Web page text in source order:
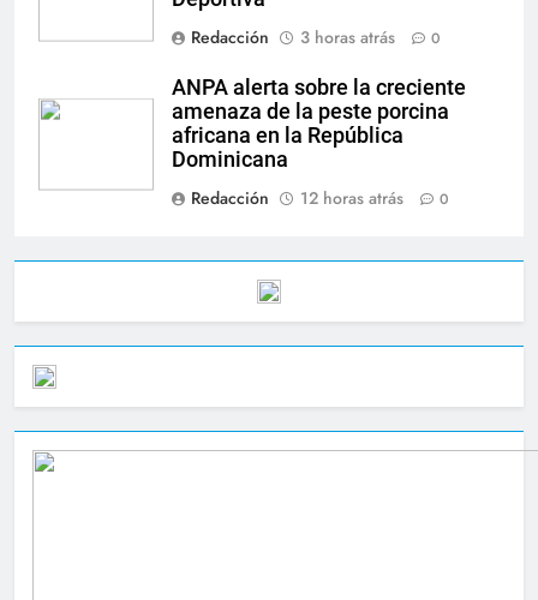
Redacción
3 horas atrás 0
ANPA alerta sobre la creciente
amenaza de la peste porcina
africana en la República
Dominicana
Redacción
12 horas atrás 0